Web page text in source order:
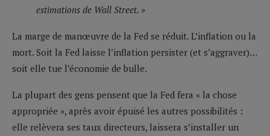
estimations de Wall Street. »
La marge de manœuvre de la Fed se réduit. L’inflation ou la
mort. Soit la Fed laisse l’inflation persister (et s’aggraver)…
soit elle tue l’économie de bulle.
La plupart des gens pensent que la Fed fera « la chose
appropriée », après avoir épuisé les autres possibilités :
elle relèvera ses taux directeurs, laissera s’installer un